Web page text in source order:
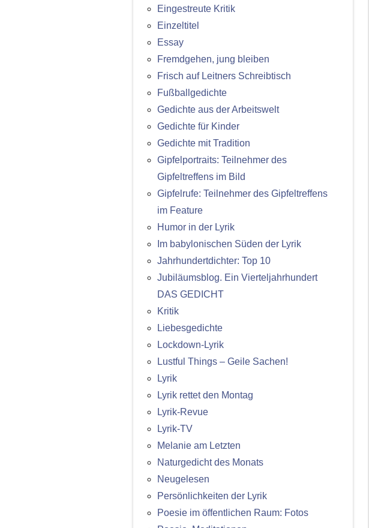
Eingestreute Kritik
Einzeltitel
Essay
Fremdgehen, jung bleiben
Frisch auf Leitners Schreibtisch
Fußballgedichte
Gedichte aus der Arbeitswelt
Gedichte für Kinder
Gedichte mit Tradition
Gipfelportraits: Teilnehmer des
Gipfeltreffens im Bild
Gipfelrufe: Teilnehmer des Gipfeltreffens
im Feature
Humor in der Lyrik
Im babylonischen Süden der Lyrik
Jahrhundertdichter: Top 10
Jubiläumsblog. Ein Vierteljahrhundert
DAS GEDICHT
Kritik
Liebesgedichte
Lockdown-Lyrik
Lustful Things – Geile Sachen!
Lyrik
Lyrik rettet den Montag
Lyrik-Revue
Lyrik-TV
Melanie am Letzten
Naturgedicht des Monats
Neugelesen
Persönlichkeiten der Lyrik
Poesie im öffentlichen Raum: Fotos